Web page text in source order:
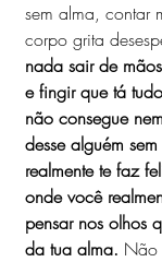
sem alma, contar
corpo grita
nada sair de
e fingir que tá
não consegue
desse alguém
realmente te faz
onde você
pensar nos olhos
da tua alma. Não